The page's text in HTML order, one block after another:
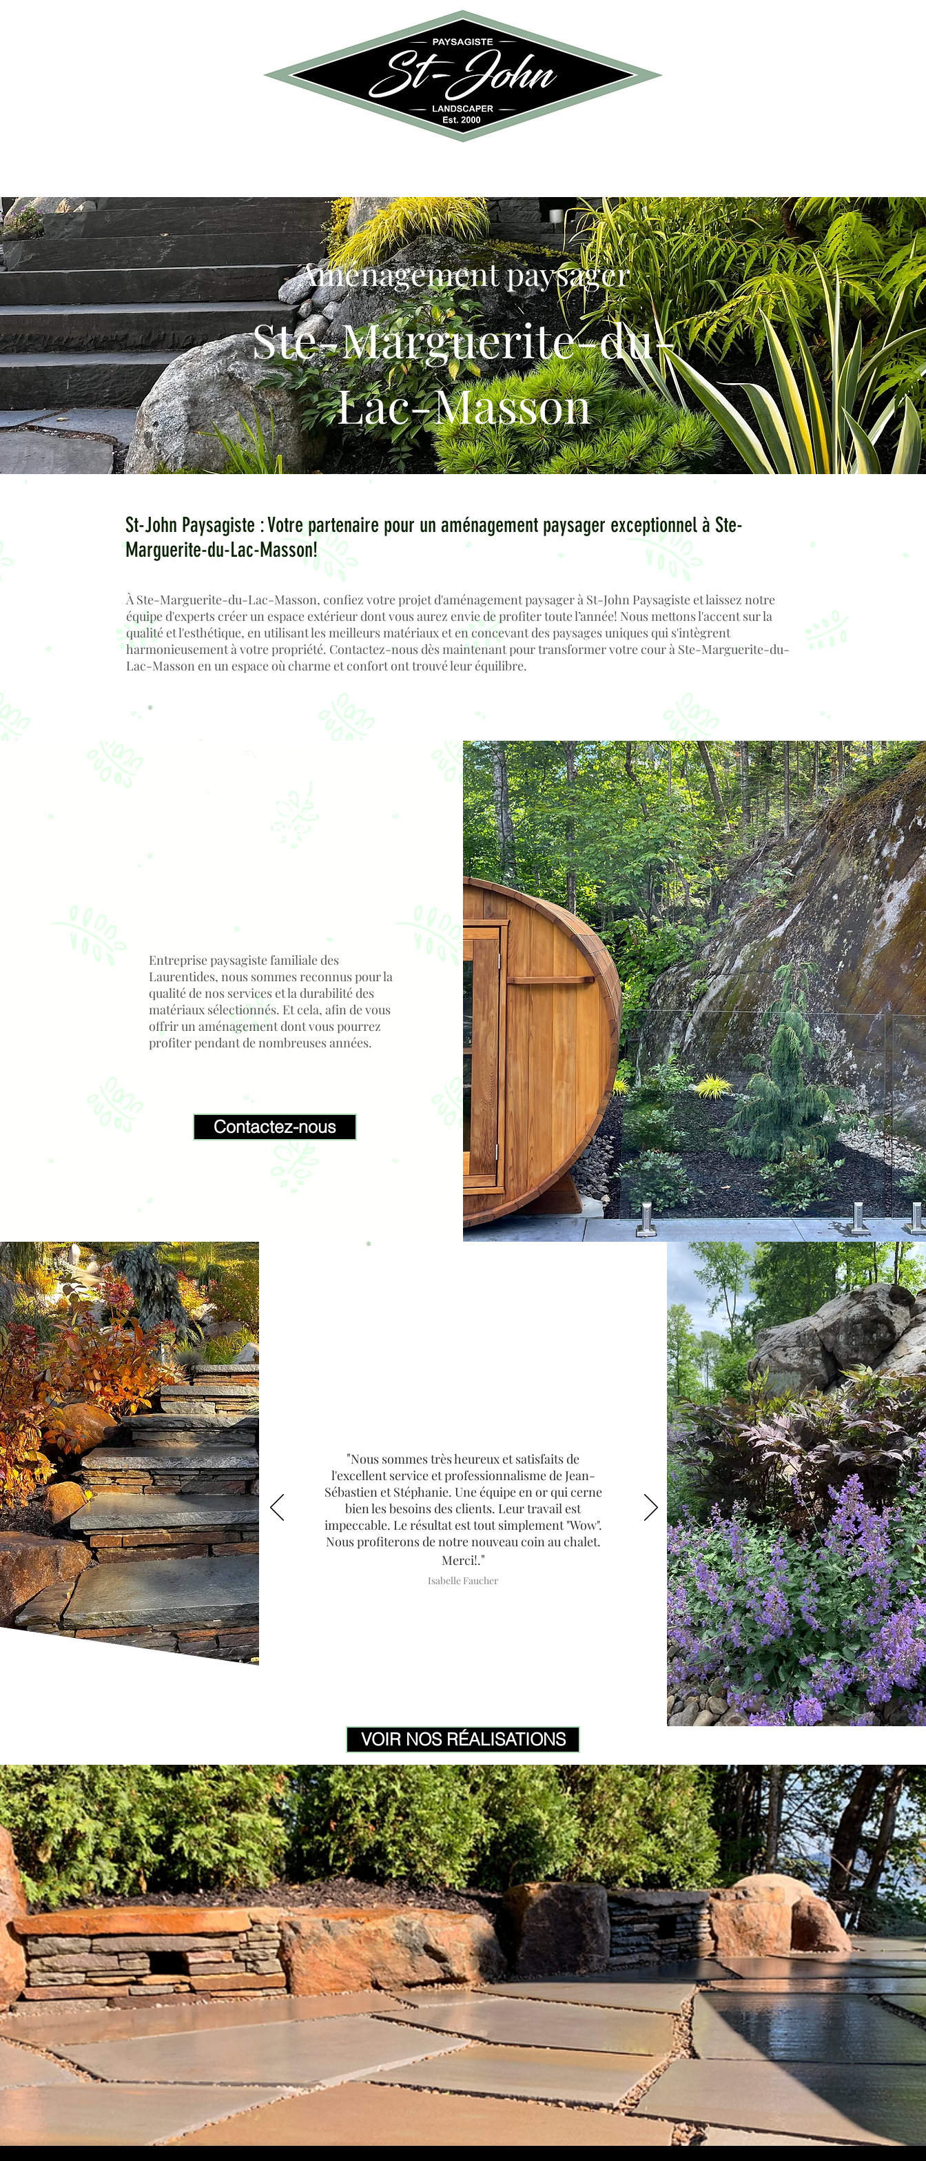
Aménagement paysager
Ste-Marguerite-du-
Lac-Masson
Fr En
St-John Paysagiste : Votre partenaire pour un aménagement paysager exceptionnel à Ste-
Marguerite-du-Lac-Masson!
À Ste-Marguerite-du-Lac-Masson, confiez votre projet d'aménagement paysager à St-John Paysagiste et laissez notre
équipe d'experts créer un espace extérieur dont vous aurez envie de profiter toute l’année! Nous mettons l'accent sur la
qualité et l'esthétique, en utilisant les meilleurs matériaux et en concevant des paysages uniques qui s'intègrent
harmonieusement à votre propriété. Contactez-nous dès maintenant pour transformer votre cour à Ste-Marguerite-du-
Lac-Masson en un espace où charme et confort ont trouvé leur équilibre.
VOUS AVEZ UN
PROJET
D'AMÉNAGEMENT
EXTÉRIEUR?
Entreprise paysagiste familiale des
Laurentides, nous sommes reconnus pour la
qualité de nos services et la durabilité des
matériaux sélectionnés. Et cela, afin de vous
offrir un aménagement dont vous pourrez
profiter pendant de nombreuses années.
Contactez-nous
"Nous sommes très heureux et satisfaits de
l'excellent service et professionnalisme de Jean-
Sébastien et Stéphanie. Une équipe en or qui cerne
bien les besoins des clients. Leur travail est
impeccable. Le résultat est tout simplement "Wow".
Nous profiterons de notre nouveau coin au chalet.
Merci!."
Isabelle Faucher
VOIR NOS RÉALISATIONS